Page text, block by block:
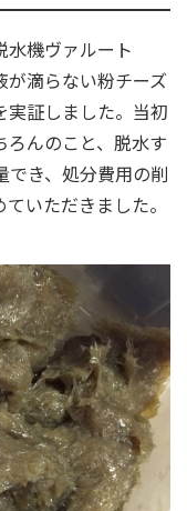
水機ヴァルート
滴らない粉チーズ
実証しました。当初
んのこと、脱水す
でき、処分費用の削
いただきました。